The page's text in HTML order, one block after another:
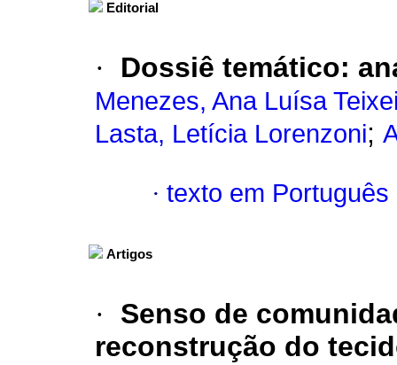
Editorial
· Dossiê temático:
Menezes, Ana Luísa
Lasta, Letícia Lorenzoni;
· texto em Português
Artigos
·
Senso de
reconstrução do